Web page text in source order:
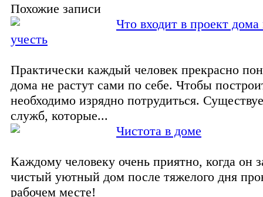
Похожие записи
Что входит в проект
учесть
Практически каждый человек прекрасно
дома не растут сами по себе. Чтобы
необходимо изрядно потрудиться.
служб, которые...
Чистота в доме
Каждому человеку очень приятно, когда он
чистый уютный дом после тяжелого дня
рабочем месте!